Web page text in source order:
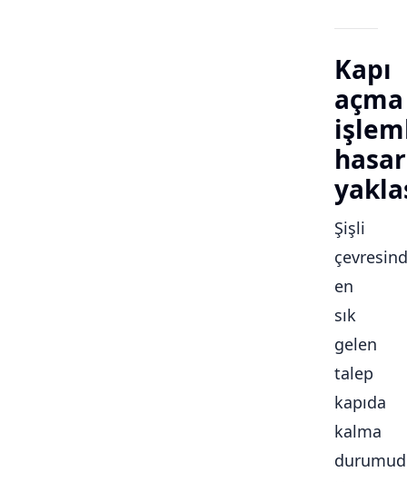
Kapı
açma
Şişli
en
sık
gelen
talep
kapıda
kalma